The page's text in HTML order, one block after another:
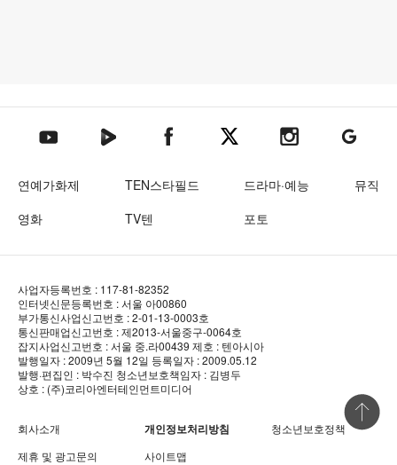
텐아시아 유튜브텐아시아 네이버TV텐아시아 페이스북텐아시아 엑스텐아시아 인스타그램
텐아시아
연예가화제 TEN스타필드 드라마·예능
뮤직
영화
TV텐 포토
사업자등록번호 : 117-81-82352
인터넷신문등록번호 : 서울 아00860
부가통신사업신고번호 : 2-01-13-0003호
통신판매업신고번호 : 제2013-서울중구-0064호
잡지사업신고번호 : 서울 중.라00439 제호 : 텐아시아
발행일자 : 2009년 5월 12일 등록일자 : 2009.05.12
발행·편집인 : 박수진 청소년보호책임자 : 김병두
상호 : (주)코리아엔터테인먼트미디어
회사소개 개인정보처리방침
청소년보호정책
제휴 및 광고문의
사이트맵
상단 바로